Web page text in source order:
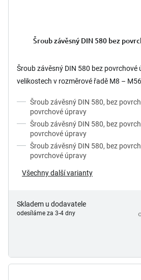
Šroub závěsný DIN 580 bez
Šroub závěsný DIN 580 bez povrchové
velikostech v rozměrové řadě M8 –
Šroub závěsný DIN 580, bez
povrchové úpravy
Šroub závěsný DIN 580, bez
povrchové úpravy
Šroub závěsný DIN 580, bez
povrchové úpravy
Všechny další varianty
Skladem u dodavatele
odesíláme za 3-4 dny